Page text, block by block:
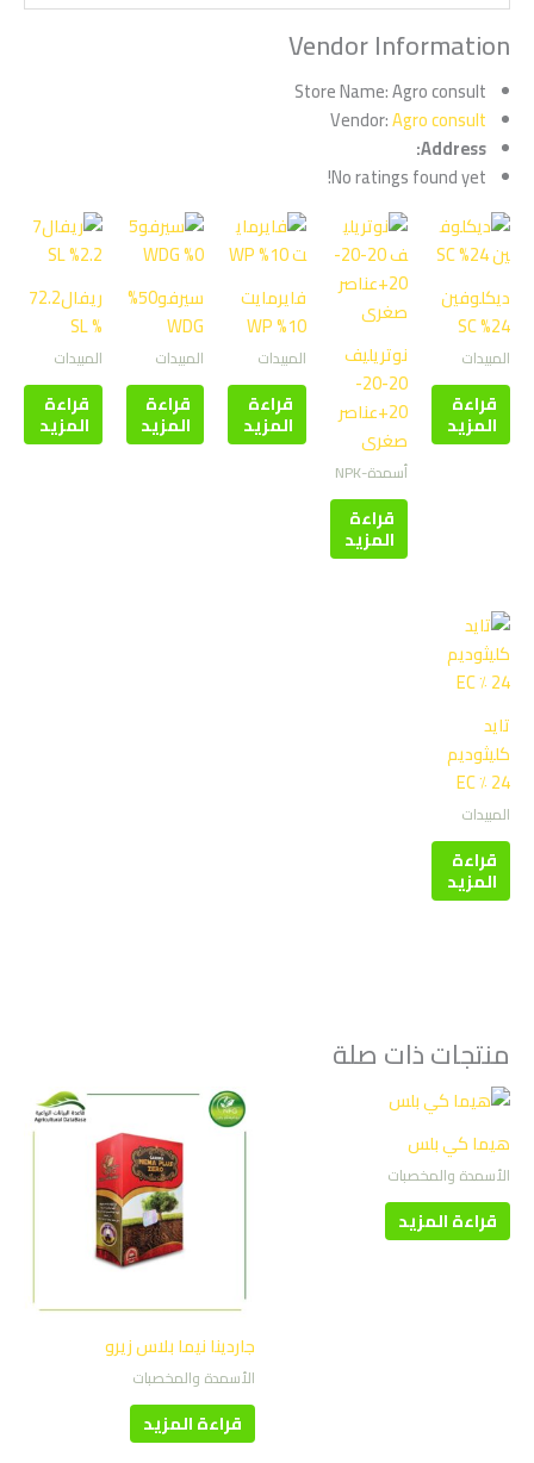
Vendor Information
Store Name:Agro consult
Vendor:Agro consult
Address:
No ratings found yet!
ديكلوفين
24% SC
المبيدات
قراءة
المزيد
نوتريليف
20-20-
20+عناصر
صغرى
أسمدة-NPK
قراءة
المزيد
فايرمايت
10% WP
المبيدات
قراءة
المزيد
سيرفو50%
WDG
المبيدات
قراءة
المزيد
ريفال72.2
% SL
المبيدات
قراءة
المزيد
تايد
كليثوديم
24 ٪ EC
المبيدات
قراءة
المزيد
منتجات ذات صلة
هيما كي بلس
الأسمدة والمخصبات
قراءة المزيد
جاردينا نيما بلاس زيرو
الأسمدة والمخصبات
قراءة المزيد